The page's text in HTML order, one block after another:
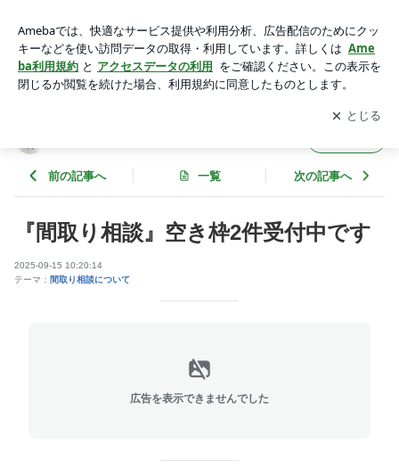
アプリをダウンロードして ブログの更新通知
を受け取りまし
ょう。
開く
前の記事へ 一覧 次の記事へ
『間取り相談』空き枠2件受付中です
2025-09-15 10:20:14
テーマ： 間取り相談について
広告を表示できませんでした